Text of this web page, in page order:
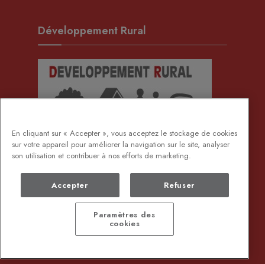
Développement Rural
DEMANDE DE DOCUMENTS ADMINISTRATIFS PROTECTION DES DONNÉES
En cliquant sur « Accepter », vous acceptez le stockage de cookies
sur votre appareil pour améliorer la navigation sur le site, analyser
son utilisation et contribuer à nos efforts de marketing.
Accepter Refuser
Paramètres des
cookies